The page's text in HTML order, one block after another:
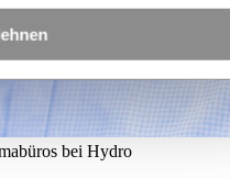
bei Hydro